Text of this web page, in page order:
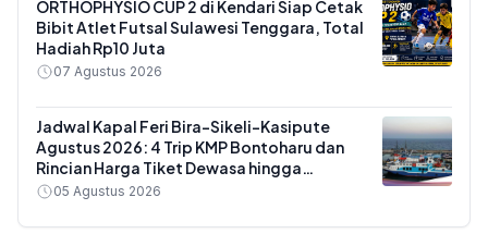
ORTHOPHYSIO CUP 2 di Kendari Siap Cetak
Bibit Atlet Futsal Sulawesi Tenggara, Total
Hadiah Rp10 Juta
07 Agustus 2026
Jadwal Kapal Feri Bira-Sikeli-Kasipute
Agustus 2026: 4 Trip KMP Bontoharu dan
Rincian Harga Tiket Dewasa hingga
Kendaraan Golongan IX
05 Agustus 2026